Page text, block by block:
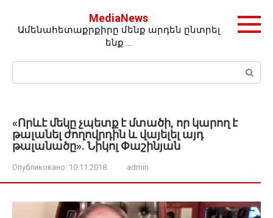
контенту
MediaNews
Ամենահետաքրքիրը մենք արդեն ընտրել
ենք …
Поиск:
«Որևէ մեկը չպետք է մտածի, որ կարող է
թալանել ժողովրդին և վայելել այդ
թալանածը». Նիկոլ Փաշինյան
Опубликовано: 10.11.2018 admin